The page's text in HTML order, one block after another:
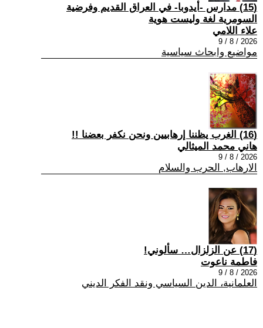
(15) مدارس -أيدوبا- في العراق القديم وفرضية
السومرية لغة وليست هوية
علاء اللامي
2026 / 8 / 9
مواضيع وابحاث سياسية
(16) الغرب يظننا إرهابيين ونحن نكفر بعضنا !!
هاني محمد الميثالي
2026 / 8 / 9
الارهاب, الحرب والسلام
(17) عن الزلزال… سألوني!
فاطمة ناعوت
2026 / 8 / 9
العلمانية، الدين السياسي ونقد الفكر الديني